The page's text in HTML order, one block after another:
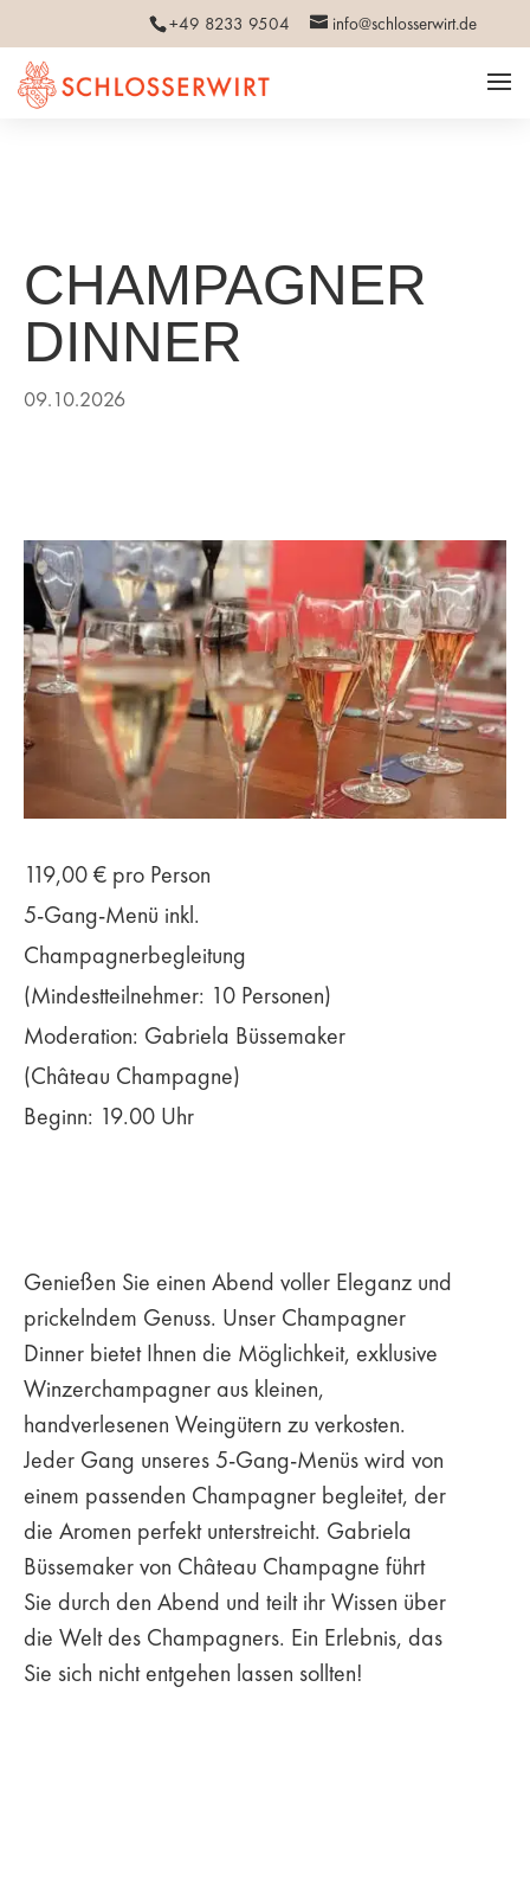
+49 8233 9504 info@schlosserwirt.de
CHAMPAGNER
DINNER
09.10.2026
119,00 € pro Person
5-Gang-Menü inkl.
Champagnerbegleitung
(Mindestteilnehmer: 10 Personen)
Moderation: Gabriela Büssemaker
(Château Champagne)
Beginn: 19.00 Uhr
Genießen Sie einen Abend voller Eleganz und
prickelndem Genuss. Unser Champagner
Dinner bietet Ihnen die Möglichkeit, exklusive
Winzerchampagner aus kleinen,
handverlesenen Weingütern zu verkosten.
Jeder Gang unseres 5-Gang-Menüs wird von
einem passenden Champagner begleitet, der
die Aromen perfekt unterstreicht. Gabriela
Büssemaker von Château Champagne führt
Sie durch den Abend und teilt ihr Wissen über
die Welt des Champagners. Ein Erlebnis, das
Sie sich nicht entgehen lassen sollten!